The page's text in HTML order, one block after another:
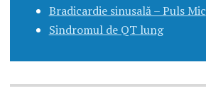
Bradicardie sinusală – Puls Mic
Sindromul de QT lung